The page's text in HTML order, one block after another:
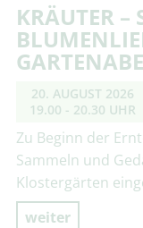
KRÄUTER –
20. AUGUST 2026
19.00 - 20.30 UHR
Zu Beginn der
Sammeln und
Klostergärten
weiter